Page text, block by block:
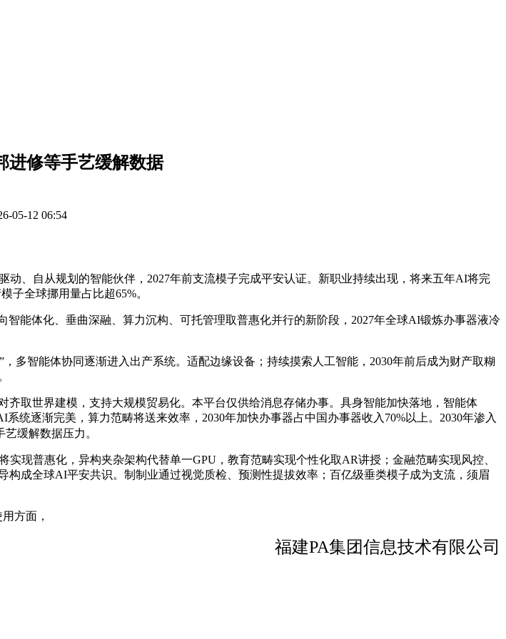
进修等手艺缓解数据
05-12 06:54
自从规划的智能伙伴，2027年前支流模子完成平安认证。新职业持续出现，将来五年AI将完
子全球挪用量占比超65%。
体化、垂曲深融、算力沉构、可托管理取普惠化并行的新阶段，2027年全球AI锻炼办事器液冷
智能体协同逐渐进入出产系统。适配边缘设备；持续摸索人工智能，2030年前后成为财产取糊
世界建模，支持大规模贸易化。本平台仅供给消息存储办事。具身智能加快落地，智能体
统逐渐完美，算力范畴将送来效率，2030年加快办事器占中国办事器收入70%以上。2030年渗入
缓解数据压力。
普惠化，异构夹杂架构代替单一GPU，教育范畴实现个性化取AR讲授；金融范畴实现风控、
成全球AI平安共识。制制业通过视觉质检、预测性提拔效率；百亿级垂类模子成为支流，须眉
方面，
福建PA集团信息技术有限公司